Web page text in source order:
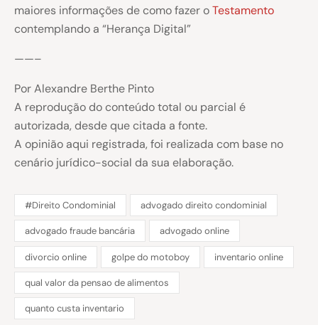
maiores informações de como fazer oTestamento
contemplando a “Herança Digital”
——–
Por Alexandre Berthe Pinto
A reprodução do conteúdo total ou parcial é
autorizada, desde que citada a fonte.
A opinião aqui registrada, foi realizada com base no
cenário jurídico-social da sua elaboração.
#Direito Condominial advogado direito condominial
advogado fraude bancária advogado online
divorcio online golpe do motoboy inventario online
qual valor da pensao de alimentos
quanto custa inventario